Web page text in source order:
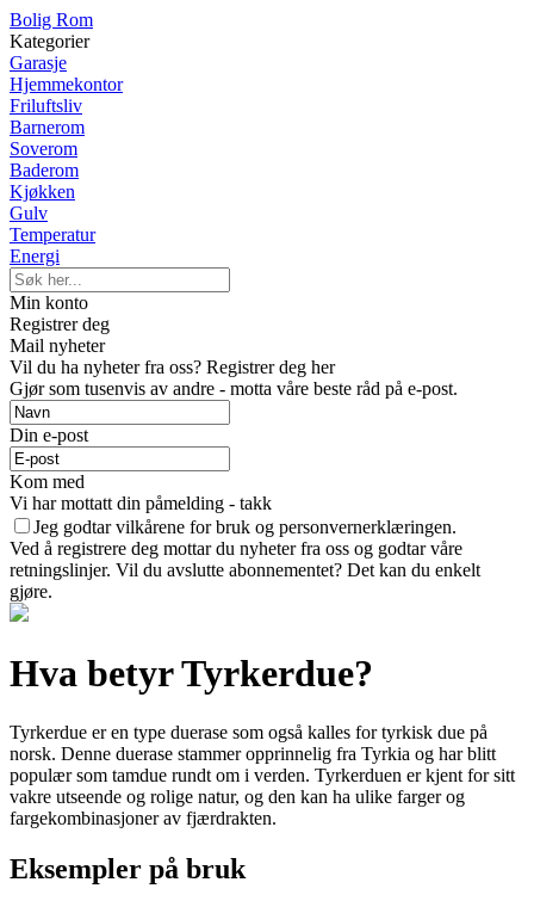
Bolig Rom
Kategorier
Garasje
Hjemmekontor
Friluftsliv
Barnerom
Soverom
Baderom
Kjøkken
Gulv
Temperatur
Energi
Min konto
Registrer deg
Mail nyheter
Vil du ha nyheter fra oss? Registrer deg her
Gjør som tusenvis av andre - motta våre beste råd på e-post.
Din e-post
Kom med
Vi har mottatt din påmelding - takk
Jeg godtar vilkårene for bruk og personvernerklæringen.
Ved å registrere deg mottar du nyheter fra oss og godtar våre
retningslinjer. Vil du avslutte abonnementet? Det kan du enkelt
gjøre.
Hva betyr Tyrkerdue?
Tyrkerdue er en type duerase som også kalles for tyrkisk due på
norsk. Denne duerase stammer opprinnelig fra Tyrkia og har blitt
populær som tamdue rundt om i verden. Tyrkerduen er kjent for sitt
vakre utseende og rolige natur, og den kan ha ulike farger og
fargekombinasjoner av fjærdrakten.
Eksempler på bruk